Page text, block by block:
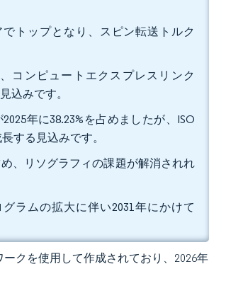
トップとなり、スピン転送トルク
コンピュートエクスプレスリンク
込みです。
年に38.23%を占めましたが、ISO
する見込みです。
、リソグラフィの課題が解消されれ
ラムの拡大に伴い2031年にかけて
クを使用して作成されており、2026年